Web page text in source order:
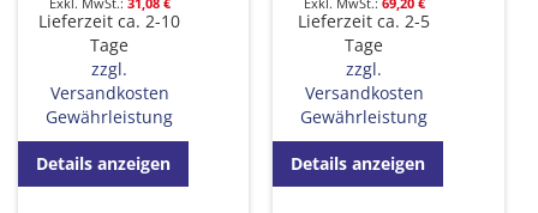
Lieferzeit ca. 2-10
Tage
zzgl.
Versandkosten
Gewährleistung
Details anzeigen
Lieferzeit ca. 2-5
Tage
zzgl.
Versandkosten
Gewährleistung
Details anzeigen